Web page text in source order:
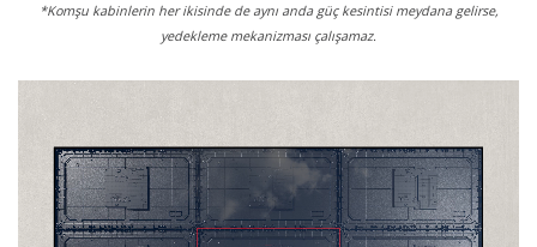
*Komşu kabinlerin her ikisinde de aynı anda güç kesintisi meydana gelirse,
yedekleme mekanizması çalışamaz.